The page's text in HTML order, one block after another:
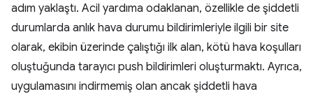
adım yaklaştı. Acil yardıma odaklanan, özellikle de şiddetli
durumlarda anlık hava durumu bildirimleriyle ilgili bir site
olarak, ekibin üzerinde çalıştığı ilk alan, kötü hava koşulları
oluştuğunda tarayıcı push bildirimleri oluşturmaktı. Ayrıca,
uygulamasını indirmemiş olan ancak şiddetli hava